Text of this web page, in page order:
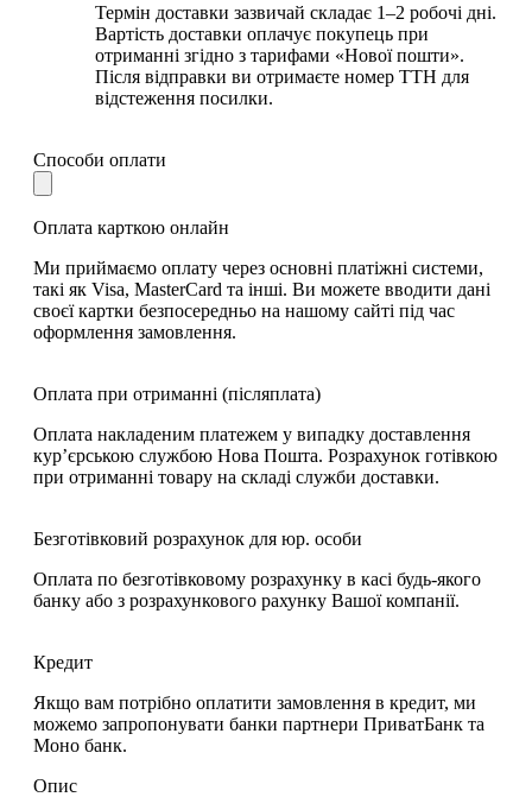
Термін доставки зазвичай складає 1–2 робочі дні.
Вартість доставки оплачує покупець при
отриманні згідно з тарифами «Нової пошти».
Після відправки ви отримаєте номер ТТН для
відстеження посилки.
Способи оплати
Оплата карткою онлайн
Ми приймаємо оплату через основні платіжні системи,
такі як Visa, MasterCard та інші. Ви можете вводити дані
своєї картки безпосередньо на нашому сайті під час
оформлення замовлення.
Оплата при отриманні (післяплата)
Оплата накладеним платежем у випадку доставлення
кур’єрською службою Нова Пошта. Розрахунок готівкою
при отриманні товару на складі служби доставки.
Безготівковий розрахунок для юр. особи
Оплата по безготівковому розрахунку в касі будь-якого
банку або з розрахункового рахунку Вашої компанії.
Кредит
Якщо вам потрібно оплатити замовлення в кредит, ми
можемо запропонувати банки партнери ПриватБанк та
Моно банк.
Опис